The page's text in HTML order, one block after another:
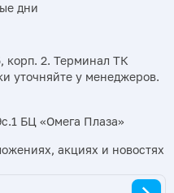
дни
корп. 2. Терминал ТК
уточняйте у менеджеров.
БЦ «Омега Плаза»
акциях и новостях